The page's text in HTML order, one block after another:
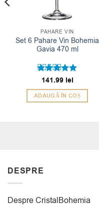
PAHARE VIN
Set 6 Pahare Vin Bohemia
Gavia 470 ml
Evaluat la
5din 5
141.99 lei
ADAUGĂ ÎN COȘ
DESPRE
Despre CristalBohemia